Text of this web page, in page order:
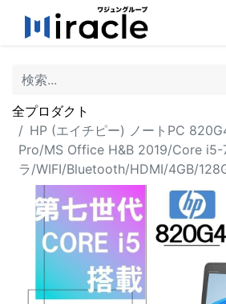
全プロダクト
HP (エイチピー) ノートPC
Pro/MS Office H&B 2019/Core i5-
ラ/WIFI/Bluetooth/HDMI/4GB/